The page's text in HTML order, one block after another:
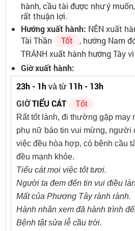
hành, cầu tài được như ý
rất thuận lợi.
Hướng xuất hành: NÊN xuất
Tài Thần
Tốt , hướng Nam
TRÁNH xuất hành hướng Tây
Giờ xuất hành:
23h - 1h và từ 11h - 13h
GIỜTIỂU CÁT
Tốt
Rất tốt lành, đi thường gặp may
phụ nữ báo tin vui mừng, người
việc đều hòa hợp, có bệnh cầu
đều mạnh khỏe.
Tiểu cát mọi việc tốt tươi.
Người ta đem đến tin vui điều
Mất của Phương Tây rành rành.
Hành nhân xem đã hành trình
Bệnh tật sửa lễ cầu trời.